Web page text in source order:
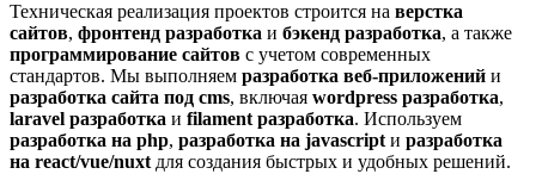
Техническая реализация проектов строится на верстка
сайтов, фронтенд разработка и бэкенд разработка, а также
программирование сайтов с учетом современных
стандартов. Мы выполняем разработка веб-приложений и
разработка сайта под cms, включая wordpress разработка,
laravel разработка и filament разработка. Используем
разработка на php, разработка на javascript и разработка
на react/vue/nuxt для создания быстрых и удобных решений.